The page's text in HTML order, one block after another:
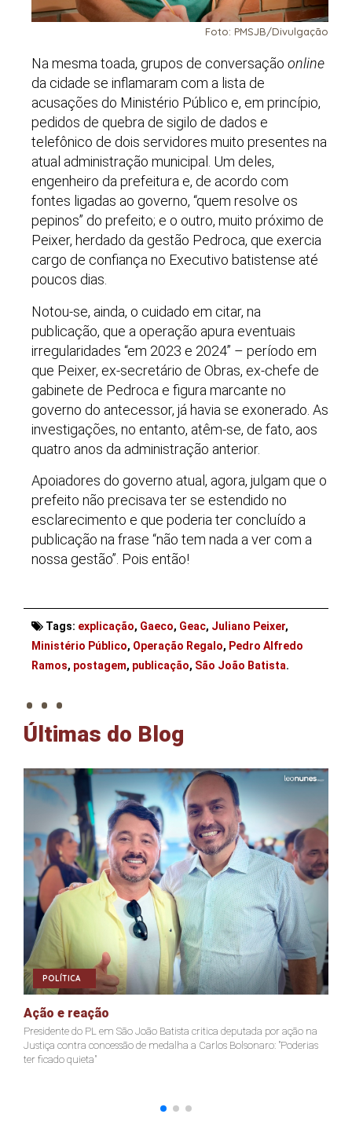
Foto: PMSJB/Divulgação
Na mesma toada, grupos de conversação online
da cidade se inflamaram com a lista de
acusações do Ministério Público e, em princípio,
pedidos de quebra de sigilo de dados e
telefônico de dois servidores muito presentes na
atual administração municipal. Um deles,
engenheiro da prefeitura e, de acordo com
fontes ligadas ao governo, “quem resolve os
pepinos” do prefeito; e o outro, muito próximo de
Peixer, herdado da gestão Pedroca, que exercia
cargo de confiança no Executivo batistense até
poucos dias.
Notou-se, ainda, o cuidado em citar, na
publicação, que a operação apura eventuais
irregularidades “em 2023 e 2024” – período em
que Peixer, ex-secretário de Obras, ex-chefe de
gabinete de Pedroca e figura marcante no
governo do antecessor, já havia se exonerado. As
investigações, no entanto, atêm-se, de fato, aos
quatro anos da administração anterior.
Apoiadores do governo atual, agora, julgam que o
prefeito não precisava ter se estendido no
esclarecimento e que poderia ter concluído a
publicação na frase “não tem nada a ver com a
nossa gestão”. Pois então!
Tags: explicação, Gaeco, Geac, Juliano Peixer,
Ministério Público, Operação Regalo, Pedro Alfredo
Ramos, postagem, publicação, São João Batista.
. . .
Últimas do Blog
POLÍTICA
Ação e reação
Presidente do PL em São João Batista critica deputada por ação na
Justiça contra concessão de medalha a Carlos Bolsonaro: "Poderias
ter ficado quieta"